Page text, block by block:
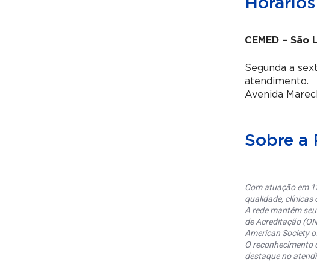
CEMED – São
Segunda a
atendimento.
Avenida
Sobre a
Com atuação em
qualidade, clínicas
A rede mantém
de Acreditação
American Society
O reconhecimento
destaque no